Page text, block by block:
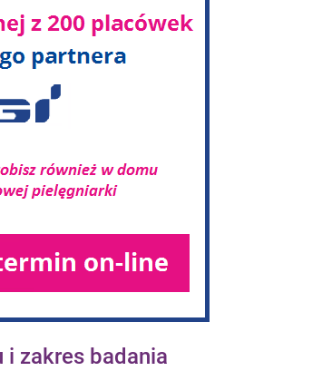
i zakres badania